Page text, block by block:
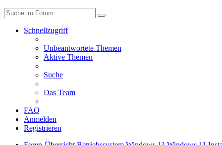
Schnellzugriff
Unbeantwortete Themen
Aktive Themen
Suche
Das Team
FAQ
Anmelden
Registrieren